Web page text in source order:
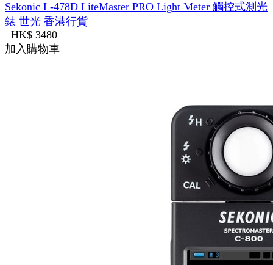
Sekonic L-478D LiteMaster PRO Light Meter 觸控式測光
錶 世光 香港行貨
HK$ 3480
加入購物車